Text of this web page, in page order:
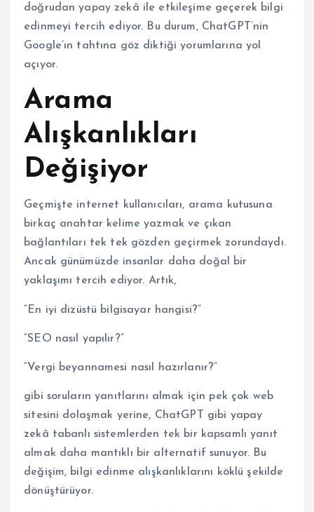
doğrudan yapay zekâ ile etkileşime geçerek bilgi
edinmeyi tercih ediyor. Bu durum, ChatGPT’nin
Google’ın tahtına göz diktiği yorumlarına yol
açıyor.
Arama
Alışkanlıkları
Değişiyor
Geçmişte internet kullanıcıları, arama kutusuna
birkaç anahtar kelime yazmak ve çıkan
bağlantıları tek tek gözden geçirmek zorundaydı.
Ancak günümüzde insanlar daha doğal bir
yaklaşımı tercih ediyor. Artık,
“En iyi dizüstü bilgisayar hangisi?”
“SEO nasıl yapılır?”
“Vergi beyannamesi nasıl hazırlanır?”
gibi soruların yanıtlarını almak için pek çok web
sitesini dolaşmak yerine, ChatGPT gibi yapay
zekâ tabanlı sistemlerden tek bir kapsamlı yanıt
almak daha mantıklı bir alternatif sunuyor. Bu
değişim, bilgi edinme alışkanlıklarını köklü şekilde
dönüştürüyor.